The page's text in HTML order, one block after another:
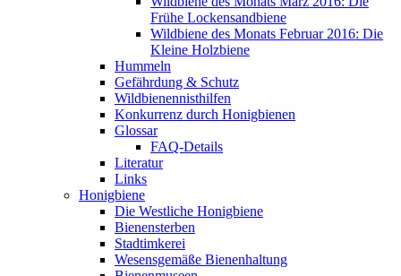
Frühe Lockensandbiene
Wildbiene des Monats Februar 2016: Die
Kleine Holzbiene
Hummeln
Gefährdung & Schutz
Wildbienennisthilfen
Konkurrenz durch Honigbienen
Glossar
FAQ-Details
Literatur
Links
Honigbiene
Die Westliche Honigbiene
Bienensterben
Stadtimkerei
Wesensgemäße Bienenhaltung